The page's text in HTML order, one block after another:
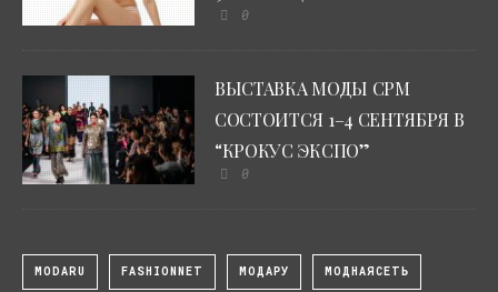
0
ВЫСТАВКА МОДЫ CPM
СОСТОИТСЯ 1–4 СЕНТЯБРЯ В
“КРОКУС ЭКСПО”
0
MODARU FASHIONNET МОДАРУ МОДНАЯСЕТЬ